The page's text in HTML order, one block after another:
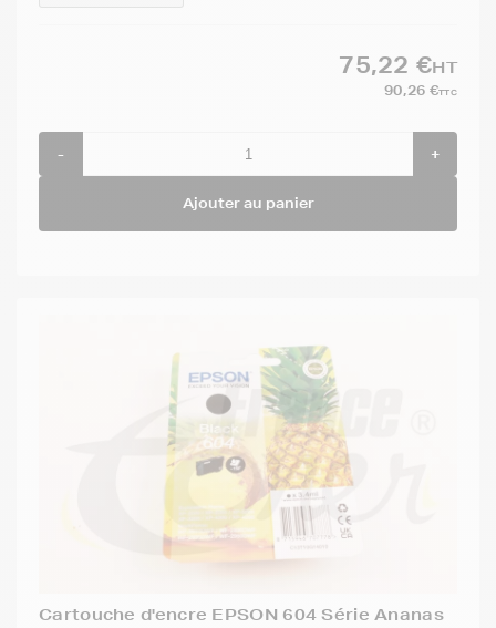
75,22 €HT
90,26 €TTC
- +
Ajouter au panier
Cartouche d'encre EPSON 604 Série Ananas